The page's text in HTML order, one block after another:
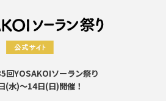
回YOSAKOIソーラン祭り
(水)～14日(日)開催！